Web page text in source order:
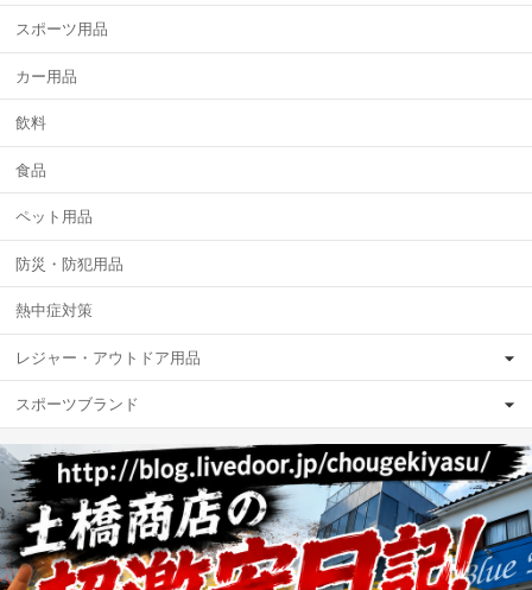
スポーツ用品
カー用品
飲料
食品
ペット用品
防災・防犯用品
熱中症対策
レジャー・アウトドア用品
スポーツブランド